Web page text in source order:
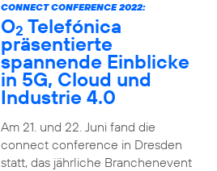
CONNECT CONFERENCE 2022:
O2 Telefónica
präsentierte
spannende Einblicke
in 5G, Cloud und
Industrie 4.0
Am 21. und 22. Juni fand die
connect conference in Dresden
statt, das jährliche Branchenevent